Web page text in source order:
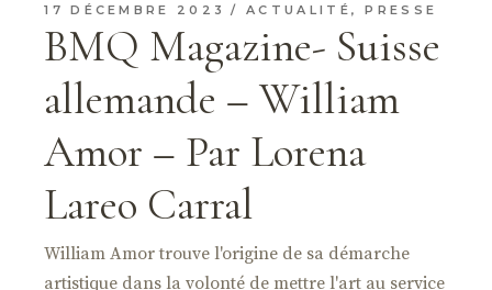
17 DÉCEMBRE 2023 ACTUALITÉ ,PRESSE
BMQ Magazine- Suisse
allemande – William
Amor – Par Lorena
Lareo Carral
William Amor trouve l'origine de sa démarche
artistique dans la volonté de mettre l'art au service